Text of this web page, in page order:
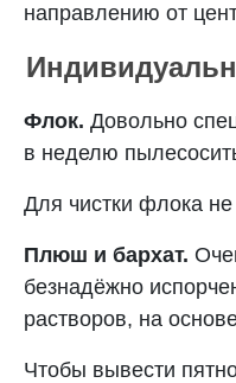
направлению от
Флок. Довольно
в неделю
Для чистки флока
Плюш и бархат.
безнадёжно
растворов, на
Чтобы вывести